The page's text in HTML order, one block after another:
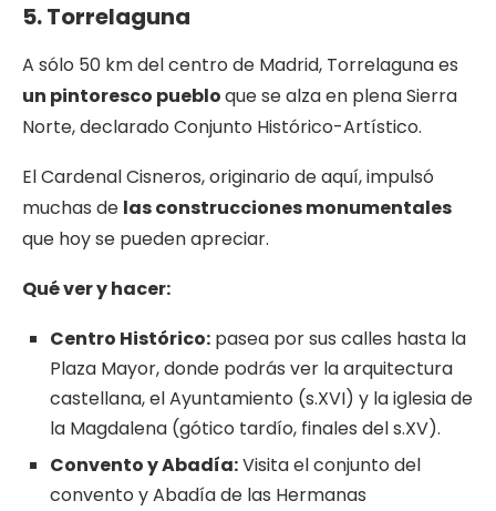
5. Torrelaguna
A sólo 50 km del centro de Madrid, Torrelaguna es
un pintoresco puebloque se alza en plena Sierra
Norte, declarado Conjunto Histórico-Artístico.
El Cardenal Cisneros, originario de aquí, impulsó
muchas de las construcciones monumentales
que hoy se pueden apreciar.
Quéver yhacer:
Centro Histórico: pasea por sus calles hasta la
Plaza Mayor, donde podrás ver la arquitectura
castellana, el Ayuntamiento (s.XVI) y la iglesia de
la Magdalena (gótico tardío, finales del s.XV).
Convento y Abadía:Visita el conjunto del
convento y Abadía de las Hermanas